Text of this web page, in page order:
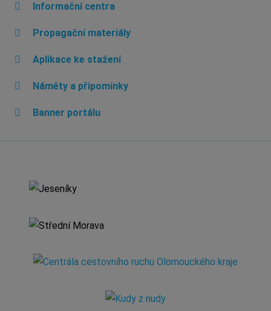
Informační centra
Propagační materiály
Aplikace ke stažení
Náměty a připomínky
Banner portálu